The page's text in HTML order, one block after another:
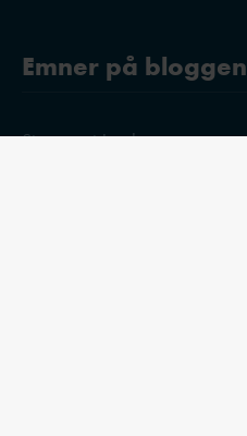
Emner på bloggen
Stress og trivsel